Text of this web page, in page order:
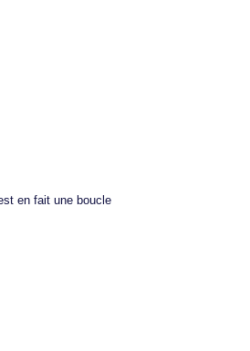
en fait une boucle